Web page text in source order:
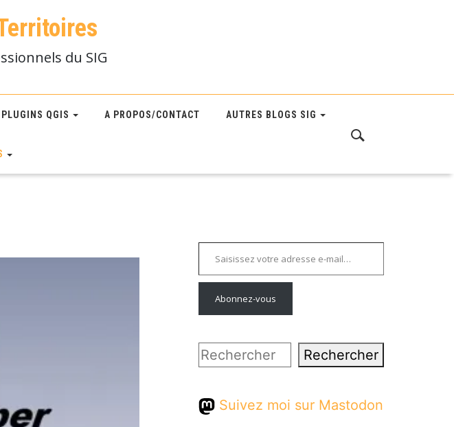
du SIG
PLUGINS QGIS A PROPOS/CONTACT AUTRES BLOGS SIG
Saisissez votre adresse e-mail…
Abonnez-vous
Rechercher Rechercher
Suivez moi sur Mastodon